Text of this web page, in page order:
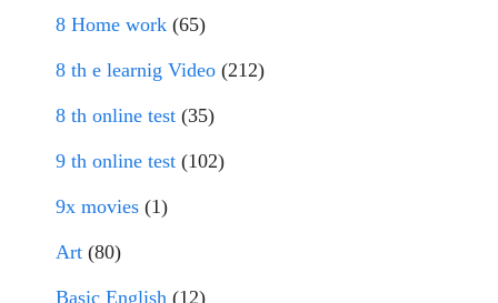
8 Home work (65)
8 th e learnig Video (212)
8 th online test (35)
9 th online test (102)
9x movies (1)
Art (80)
Basic English (12)